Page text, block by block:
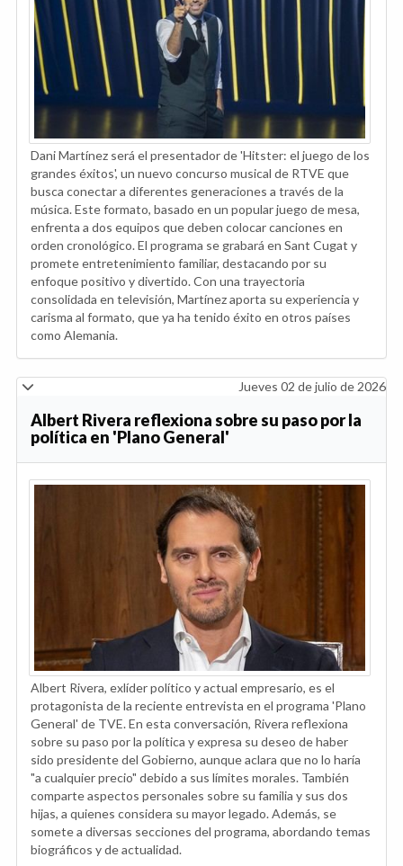
Dani Martínez será el presentador de 'Hitster: el juego de los
grandes éxitos', un nuevo concurso musical de RTVE que
busca conectar a diferentes generaciones a través de la
música. Este formato, basado en un popular juego de mesa,
enfrenta a dos equipos que deben colocar canciones en
orden cronológico. El programa se grabará en Sant Cugat y
promete entretenimiento familiar, destacando por su
enfoque positivo y divertido. Con una trayectoria
consolidada en televisión, Martínez aporta su experiencia y
carisma al formato, que ya ha tenido éxito en otros países
como Alemania.
Jueves 02 de julio de 2026
Albert Rivera reflexiona sobre su paso por la
política en 'Plano General'
Albert Rivera, exlíder político y actual empresario, es el
protagonista de la reciente entrevista en el programa 'Plano
General' de TVE. En esta conversación, Rivera reflexiona
sobre su paso por la política y expresa su deseo de haber
sido presidente del Gobierno, aunque aclara que no lo haría
"a cualquier precio" debido a sus límites morales. También
comparte aspectos personales sobre su familia y sus dos
hijas, a quienes considera su mayor legado. Además, se
somete a diversas secciones del programa, abordando temas
biográficos y de actualidad.